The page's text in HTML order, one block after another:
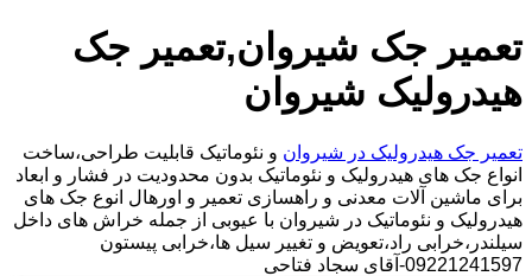
تعمیر جک شیروان,تعمیر جک
هیدرولیک شیروان
تعمیر جک هیدرولیک در شیروان و نئوماتیک قابلیت طراحی،ساخت
انواع جک های هیدرولیک و نئوماتیک بدون محدودیت در فشار و ابعاد
برای ماشین آلات معدنی و راهسازی تعمیر و اورهال انوع جک های
هیدرولیک و نئوماتیک در شیروان با عیوبی از جمله خراش های داخل
سیلندر،خرابی راد،تعویض و تغییر سیل ها،خرابی پیستون
09221241597-آقای سجاد فتاحی